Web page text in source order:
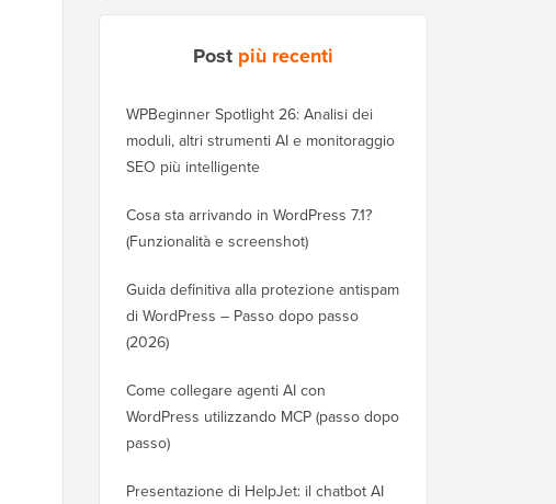
Post più recenti
WPBeginner Spotlight 26: Analisi dei
moduli, altri strumenti AI e monitoraggio
SEO più intelligente
Cosa sta arrivando in WordPress 7.1?
(Funzionalità e screenshot)
Guida definitiva alla protezione antispam
di WordPress – Passo dopo passo
(2026)
Come collegare agenti AI con
WordPress utilizzando MCP (passo dopo
passo)
Presentazione di HelpJet: il chatbot AI